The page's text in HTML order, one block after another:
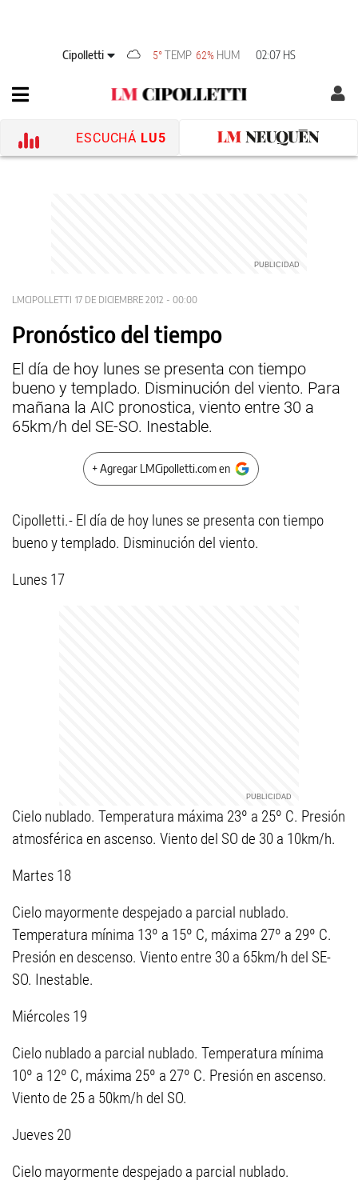
Cipolletti 5° TEMP 62% HUM 02:07 HS
ESCUCHÁ LU5
LMCIPOLLETTI 17 DE DICIEMBRE 2012 - 00:00
Pronóstico del tiempo
El día de hoy lunes se presenta con tiempo
bueno y templado. Disminución del viento. Para
mañana la AIC pronostica, viento entre 30 a
65km/h del SE-SO. Inestable.
+ Agregar LMCipolletti.com en
Cipolletti.- El día de hoy lunes se presenta con tiempo
bueno y templado. Disminución del viento.
Lunes 17
Cielo nublado. Temperatura máxima 23º a 25º C. Presión
atmosférica en ascenso. Viento del SO de 30 a 10km/h.
Martes 18
Cielo mayormente despejado a parcial nublado.
Temperatura mínima 13º a 15º C, máxima 27º a 29º C.
Presión en descenso. Viento entre 30 a 65km/h del SE-
SO. Inestable.
Miércoles 19
Cielo nublado a parcial nublado. Temperatura mínima
10º a 12º C, máxima 25º a 27º C. Presión en ascenso.
Viento de 25 a 50km/h del SO.
Jueves 20
Cielo mayormente despejado a parcial nublado.